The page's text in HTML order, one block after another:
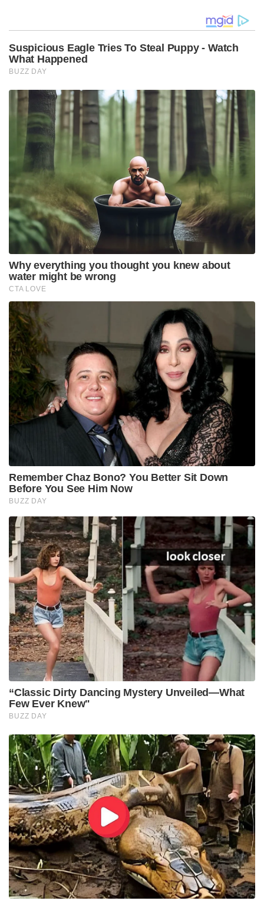
ലഭിച്ചാലെ ലഹരി ഇടപാടിന്റെ കൂടുതൽ വിവരങ്ങൾ
അതേസമയം, കേസുമായി ബന്ധപ്പെട്ട് ശ്രീനാഥ് ഭാസി
കഴിഞ്ഞ ദിവസം പിൻവലിച്ചിരുന്നു. കേസിൽ
എക്‌സൈസ് വകുപ്പ് നടനെ പ്രതി
ചേർക്കാത്തതിനാലാണ് ഈ നടപടി. കേസിൽ തന്നെ
പ്രതിയാക്കി അറസ്റ്റു ചെയ്യുമെന്ന പേടിയുണ്ടെന്നും
അതിനാൽ മുൻകൂർ ജാമ്യം വേണമെന്നുമായിരുന്നു
ശ്രീനാഥ് ഭാസി ഹർജിയിലൂടെ ആവശ്യപ്പെട്ടത്. കഴിഞ്ഞ
നവംബറിൽ കോഴിക്കോട് ഒരു ഷൂട്ടിങ് ലൊക്കേഷനിൽ
തസ്ലിമ തന്നെ കാണാനെത്തിയിരുന്നു. അന്ന്
ക്രിസ്റ്റീനയെന്നാണ് പേര് പറഞ്ഞത്.
ആരാധികയാണെന്ന പേരിൽ ഒരു സുഹൃത്ത്
വഴിയായിരുന്നു പരിചയപ്പെടൽ. അന്ന് അവർ ഫോൺ
നമ്പറും വാങ്ങി. പിന്നീട് ഏപ്രിൽ ഒന്നിന് വിളിച്ച്
കഞ്ചാവ് ആവശ്യമുണ്ടോ എന്ന് ചോദിച്ചു.
കളിയാക്കുകയാണ് എന്നു കരുതി ‘വെയ്റ്റ്’ എന്ന്
മറുപടി അയച്ചു. അല്ലാതെ അവർ അയച്ച മറ്റ്
മെസേജുകൾക്കൊന്നും മറുപടി നൽകിയിട്ടില്ലെന്നു
ശ്രീനാഥ് ഭാസിയുടെ മുൻകൂർ
ജാമ്യാപേക്ഷയിലുണ്ടായിരുന്നു.
Tags: sim Mobile Sim